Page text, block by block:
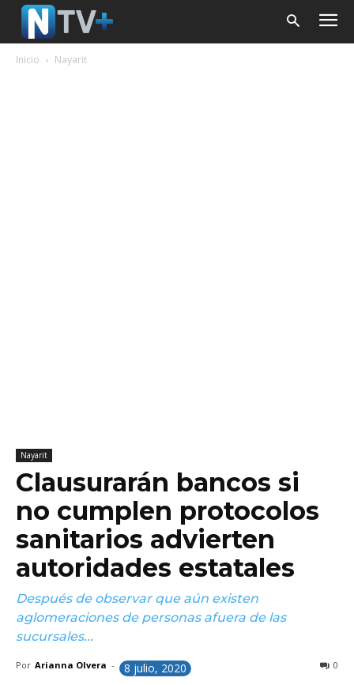
Inicio Nayarit
Nayarit
Clausurarán bancos si
no cumplen protocolos
sanitarios advierten
autoridades estatales
Después de observar que aún existen
aglomeraciones de personas afuera de las
sucursales...
Por Arianna Olvera - 8 julio, 2020 0